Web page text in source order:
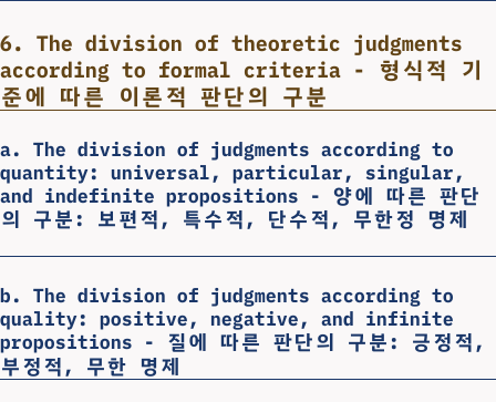
6. The division of theoretic judgments
according to formal criteria - 형식적 기
준에 따른 이론적 판단의 구분
a. The division of judgments according to
quantity: universal, particular, singular,
and indefinite propositions - 양에 따른 판단
의 구분: 보편적, 특수적, 단수적, 무한정 명제
b. The division of judgments according to
quality: positive, negative, and infinite
propositions - 질에 따른 판단의 구분: 긍정적,
부정적, 무한 명제